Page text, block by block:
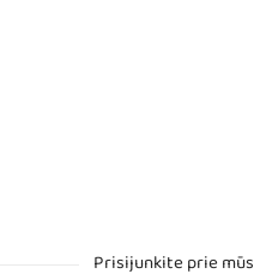
Prisijunkite prie